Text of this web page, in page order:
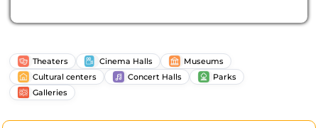
Theaters Cinema Halls
Museums
Cultural centers
Concert Halls
Parks
Galleries